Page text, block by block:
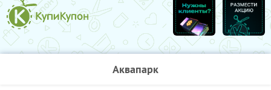
Аквапарк